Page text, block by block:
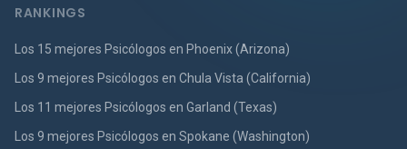
RANKINGS
Los 15 mejores Psicólogos en Phoenix (Arizona)
Los 9 mejores Psicólogos en Chula Vista (California)
Los 11 mejores Psicólogos en Garland (Texas)
Los 9 mejores Psicólogos en Spokane (Washington)